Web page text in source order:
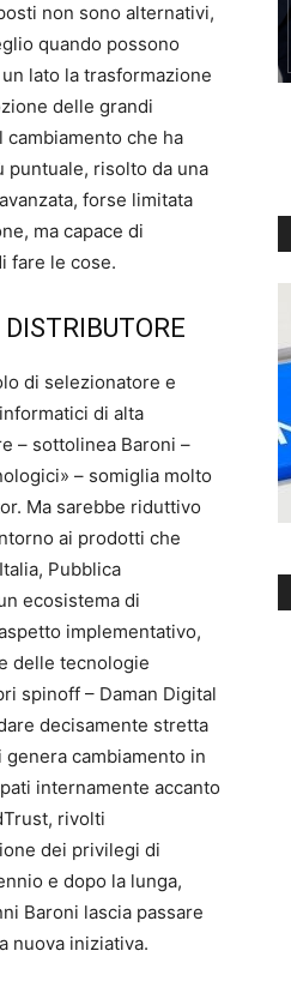
non sono alternativi,
quando possono
lato la trasformazione
delle grandi
cambiamento che ha
puntuale, risolto da una
forse limitata
ma capace di
fare le cose.
di selezionatore e
di alta
– sottolinea Baroni –
– somiglia molto
Ma sarebbe riduttivo
ai prodotti che
Pubblica
ecosistema di
implementativo,
delle tecnologie
spinoff – Daman Digital
decisamente stretta
cambiamento in
internamente accanto
rivolti
dei privilegi di
e dopo la lunga,
Baroni lascia passare
nuova iniziativa.